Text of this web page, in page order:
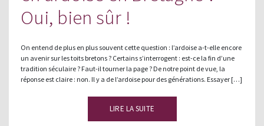
Oui, bien sûr !
On entend de plus en plus souvent cette question : l’ardoise a-t-elle encore
un avenir sur les toits bretons ? Certains s’interrogent : est-ce la fin d’une
tradition séculaire ? Faut-il tourner la page ? De notre point de vue, la
réponse est claire : non. Il y a de l’ardoise pour des générations. Essayer […]
LIRE LA SUITE